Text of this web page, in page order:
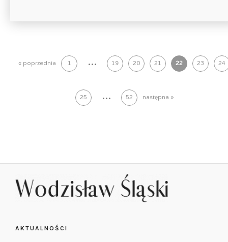
« poprzednia 1 ... 19 20 21 22 23 24
25 ... 52 następna »
AKTUALNOŚCI